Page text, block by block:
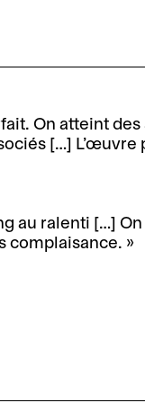
On atteint
[…] L’œuvre
au ralenti […]
complaisance.